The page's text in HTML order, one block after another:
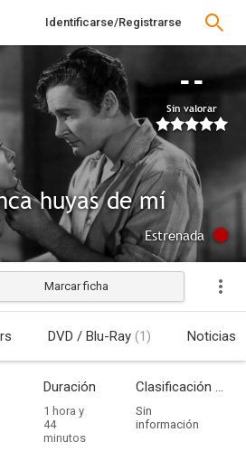
Identificarse/Registrarse
--
Sin valorar
huyas de mí
Estrenada
Marcar ficha
DVD / Blu-Ray (1) Noticias
Duración
1 hora y
44
minutos
Clasificación por edades
Sin
información